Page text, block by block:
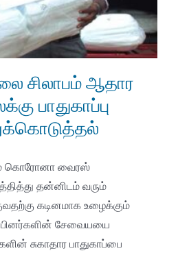
சிலாபம் ஆதார
பாதுகாப்பு
கொரோனா வைரஸ்
தன்னிடம் வரும்
கடினமாக உழைக்கும்
சேவையயை
சுகாதார பாதுகாப்பை